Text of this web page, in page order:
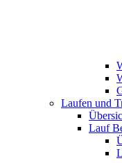
Laufen und
Lauf